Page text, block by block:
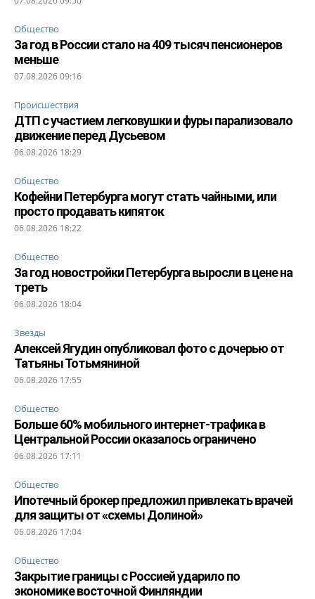
Общество
За год в России стало на 409 тысяч пенсионеров
меньше
07.08.2026 09:16
Происшествия
ДТП с участием легковушки и фуры парализовало
движение перед Дусьевом
06.08.2026 18:29
Общество
Кофейни Петербурга могут стать чайными, или
просто продавать кипяток
06.08.2026 18:22
Общество
За год новостройки Петербурга выросли в цене на
треть
06.08.2026 18:04
Звезды
Алексей Ягудин опубликовал фото с дочерью от
Татьяны Тотьмяниной
06.08.2026 17:55
Общество
Больше 60% мобильного интернет-трафика в
Центральной России оказалось ограничено
06.08.2026 17:11
Общество
Ипотечный брокер предложил привлекать врачей
для защиты от «схемы Долиной»
06.08.2026 17:04
Общество
Закрытие границы с Россией ударило по
экономике восточной Финляндии